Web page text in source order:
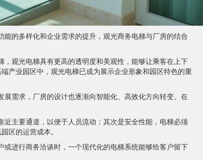
的多样化和企业需求的提升，观光商务电梯与厂房的结合
观光电梯具有更高的透明度和美观性，能够让乘客在上下
产业园区中，观光电梯已成为展示企业形象和园区特色的重
需求，厂房的设计也逐渐向智能化、高效化方向转变。在
主要通道，以便于人员流动；其次是安全性能，电梯必须
区的运营成本。
进行商务洽谈时，一个现代化的电梯系统能够给客户留下